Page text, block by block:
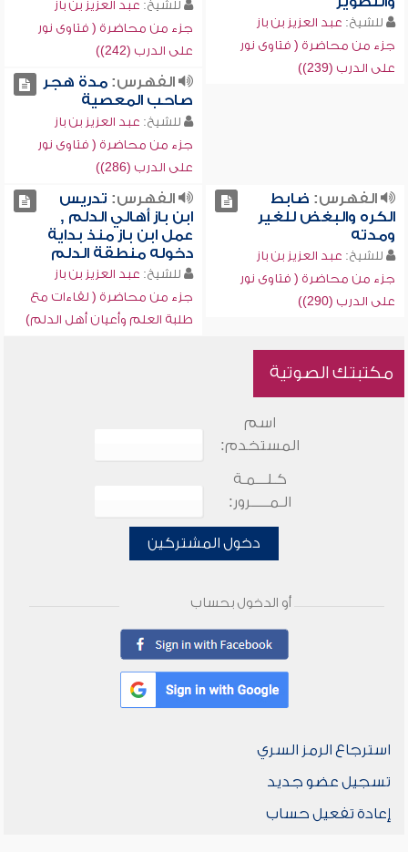
للشيخ: عبد العزيز بن باز
جزء من محاضرة ( فتاوى نور
على الدرب (239))
للشيخ: عبد العزيز بن باز
جزء من محاضرة ( فتاوى نور
على الدرب (242))
الفهرس:مدة هجر
صاحب المعصية
للشيخ: عبد العزيز بن باز
جزء من محاضرة ( فتاوى نور
على الدرب (286))
الفهرس: ضابط
الكره والبغض للغير
ومدته
للشيخ: عبد العزيز بن باز
جزء من محاضرة ( فتاوى نور
على الدرب (290))
الفهرس: تدريس
ابن باز أهالي الدلم ,
عمل ابن باز منذ بداية
دخوله منطقة الدلم
للشيخ: عبد العزيز بن باز
جزء من محاضرة ( لقاءات مع
طلبة العلم وأعيان أهل الدلم)
مكتبتك الصوتية
اسم
المستخدم:
كـلـــمـة
الـمـــــرور:
دخول المشتركين
أو الدخول بحساب
استرجاع الرمز السري
تسجيل عضو جديد
إعادة تفعيل حساب